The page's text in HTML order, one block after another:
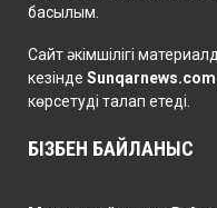
басылым.
Сайт әкімшілігі
кезінде Sunqarnews.com
көрсетуді талап етеді.
БІЗБЕН БАЙЛАНЫС